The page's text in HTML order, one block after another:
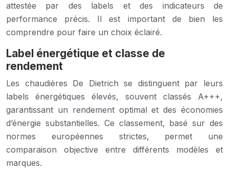
attestée par des labels et des indicateurs de
performance précis. Il est important de bien les
comprendre pour faire un choix éclairé.
Label énergétique et classe de
rendement
Les chaudières De Dietrich se distinguent par leurs
labels énergétiques élevés, souvent classés A+++,
garantissant un rendement optimal et des économies
d’énergie substantielles. Ce classement, basé sur des
normes européennes strictes, permet une
comparaison objective entre différents modèles et
marques.